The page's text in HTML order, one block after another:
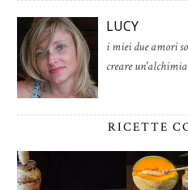
LUCY
i miei due amori
creare
RICETTE